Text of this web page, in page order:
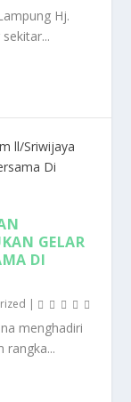
Hj.
GELAR
DI
|
menghadiri
rangka...